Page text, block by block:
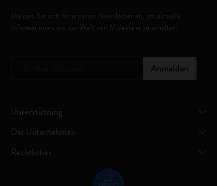
Melden Sie sich für unseren Newsletter an, um aktuelle
Informationen aus der Welt von Moleskine zu erhalten
Anmelden
Unterstützung
Das Unternehmen
Rechtliches